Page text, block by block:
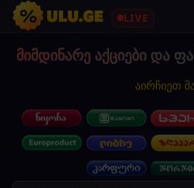
LIVE
მიმდინარე აქციები და
აირჩიეთ